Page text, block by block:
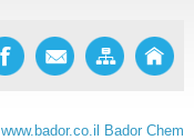
Bador Chem
www.bador.co.il